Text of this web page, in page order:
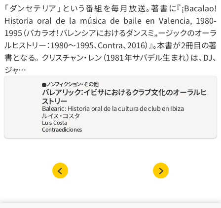
「ダンセテリア」という番組を毎月放送。著書に『¡Bacalao!
Historia oral de la música de baile en Valencia, 1980-
1995（バカラオ！バレンシアにおけるダンスミ„ージックのオーラ
ルヒストリー：1980～1995、Contra、2016）』。本書が2冊目の著
書となる。 クリスチャン‧レン（1981年サバデル生まれ）は、DJ、
ジャ…
ノンフィクション・その他
バレアリック：イビサにおけるクラブ文化のオーラルヒ
ストリー
Balearic: Historia oral de la cultura de club en Ibiza
ルイス‧コスタ
Luis Costa
Contraediciones